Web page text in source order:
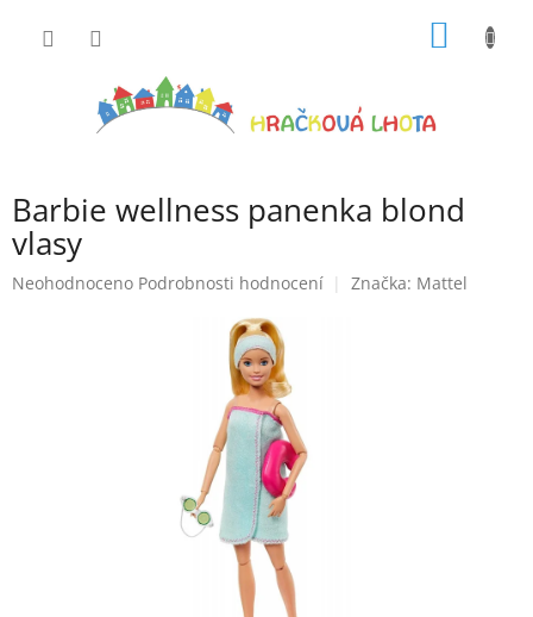
Barbie wellness panenka blond
vlasy
Průměrné
Neohodnoceno Podrobnosti hodnocení Značka: Mattel